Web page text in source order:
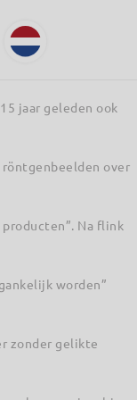
defensie- en
en de ervaring
jaar geleden ook
röntgenbeelden over
Na flink
worden”
zonder gelikte